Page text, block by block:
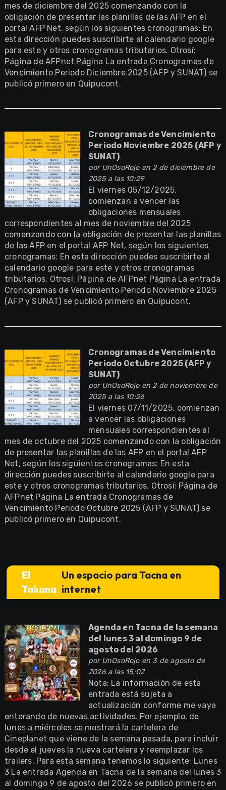
mes de diciembre del 2025 comenzando con la
obligación de presentar las planillas de las AFP en el
portal AFP Net, según los siguientes cronogramas: En
esta dirección puedes suscribirte al calendario google
para este y otros cronogramas tributarios. Otrosí:
Página de AFPnet Página La entrada Cronogramas de
Vencimiento Periodo Diciembre 2025 (AFP y SUNAT) se
publicó primero en Quipucont.
Cronogramas de Vencimiento
Periodo Noviembre 2025 (AFP y
SUNAT)
por UnOsoRojoen 2 de diciembre de
2025 a las 10:29
El viernes 05/12/2025,
comienzan a vencer las
obligaciones mensuales
correspondientes al mes de noviembre del 2025
comenzando con la obligación de presentar las planillas
de las AFP en el portal AFP Net, según los siguientes
cronogramas: En esta dirección puedes suscribirte al
calendario google para este y otros cronogramas
tributarios. Otrosí: Página de AFPnet Página La entrada
Cronogramas de Vencimiento Periodo Noviembre 2025
(AFP y SUNAT) se publicó primero en Quipucont.
Cronogramas de Vencimiento
Periodo Octubre 2025 (AFP y
SUNAT)
por UnOsoRojoen 2 de noviembre de
2025 a las 10:26
El viernes 07/11/2025, comienzan
a vencer las obligaciones
mensuales correspondientes al
mes de octubre del 2025 comenzando con la obligación
de presentar las planillas de las AFP en el portal AFP
Net, según los siguientes cronogramas: En esta
dirección puedes suscribirte al calendario google para
este y otros cronogramas tributarios. Otrosí: Página de
AFPnet Página La entrada Cronogramas de
Vencimiento Periodo Octubre 2025 (AFP y SUNAT) se
publicó primero en Quipucont.
El
Takana
Un espacio para Tacna en
internet
Agenda en Tacna de la semana
del lunes 3 al domingo 9 de
agosto del 2026
por UnOsoRojoen 3 de agosto de
2026 a las 15:02
Nota: La información de esta
entrada está sujeta a
actualización conforme me vaya
enterando de nuevas actividades. Por ejemplo, de
lunes a miércoles se mostrará la cartelera de
Cineplanet que viene de la semana pasada, para incluir
desde el jueves la nueva cartelera y reemplazar los
trailers. Para esta semana tenemos lo siguiente: Lunes
3 La entrada Agenda en Tacna de la semana del lunes 3
al domingo 9 de agosto del 2026 se publicó primero en